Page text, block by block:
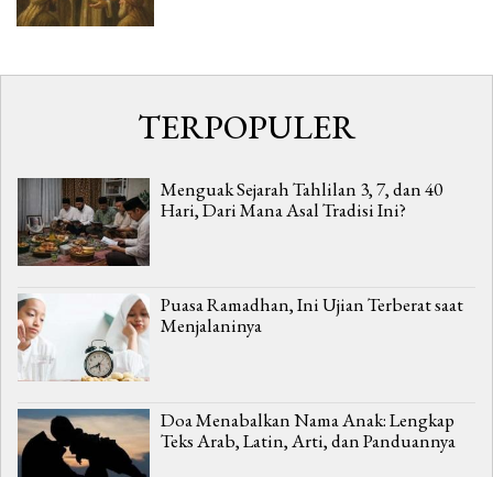
TERPOPULER
Menguak Sejarah Tahlilan 3, 7, dan 40
Hari, Dari Mana Asal Tradisi Ini?
Puasa Ramadhan, Ini Ujian Terberat saat
Menjalaninya
Doa Menabalkan Nama Anak: Lengkap
Teks Arab, Latin, Arti, dan Panduannya